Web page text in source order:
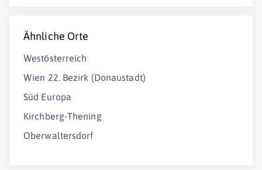
Ähnliche Orte
Westösterreich
Wien 22. Bezirk (Donaustadt)
Süd Europa
Kirchberg-Thening
Oberwaltersdorf